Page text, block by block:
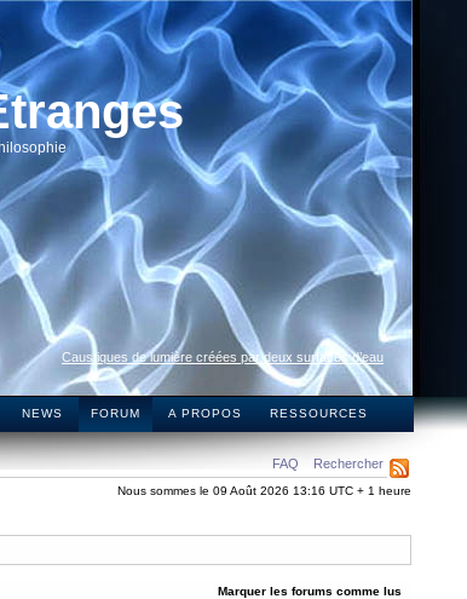
Caustiques de lumière créées par deux surfaces d’eau
NEWS FORUM A PROPOS RESSOURCES
FAQ Rechercher
Nous sommes le 09 Août 2026 13:16 UTC + 1 heure
Marquer les forums comme lus